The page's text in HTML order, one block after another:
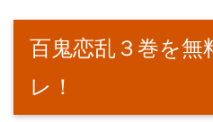
百鬼恋乱３巻を無
レ！